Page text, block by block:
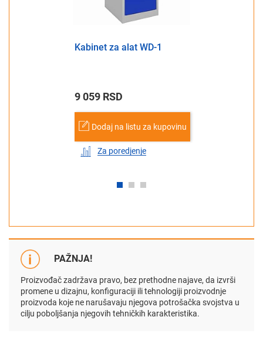
Kabinet za alat WD-1
9 059 RSD
Dodaj na listu za kupovinu
Za poredjenje
PAŽNJA!
Proizvođač zadržava pravo, bez prethodne najave, da izvrši
promene u dizajnu, konfiguraciji ili tehnologiji proizvodnje
proizvoda koje ne narušavaju njegova potrošačka svojstva u
cilju poboljšanja njegovih tehničkih karakteristika.